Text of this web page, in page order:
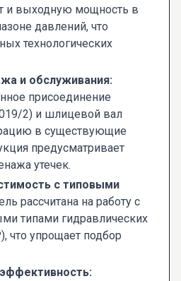
и выходную мощность в
давлений, что
технологических
и обслуживания:
присоединение
2) и шлицевой вал
в существующие
предусматривает
утечек.
с типовыми
рассчитана на работу с
типами гидравлических
что упрощает подбор